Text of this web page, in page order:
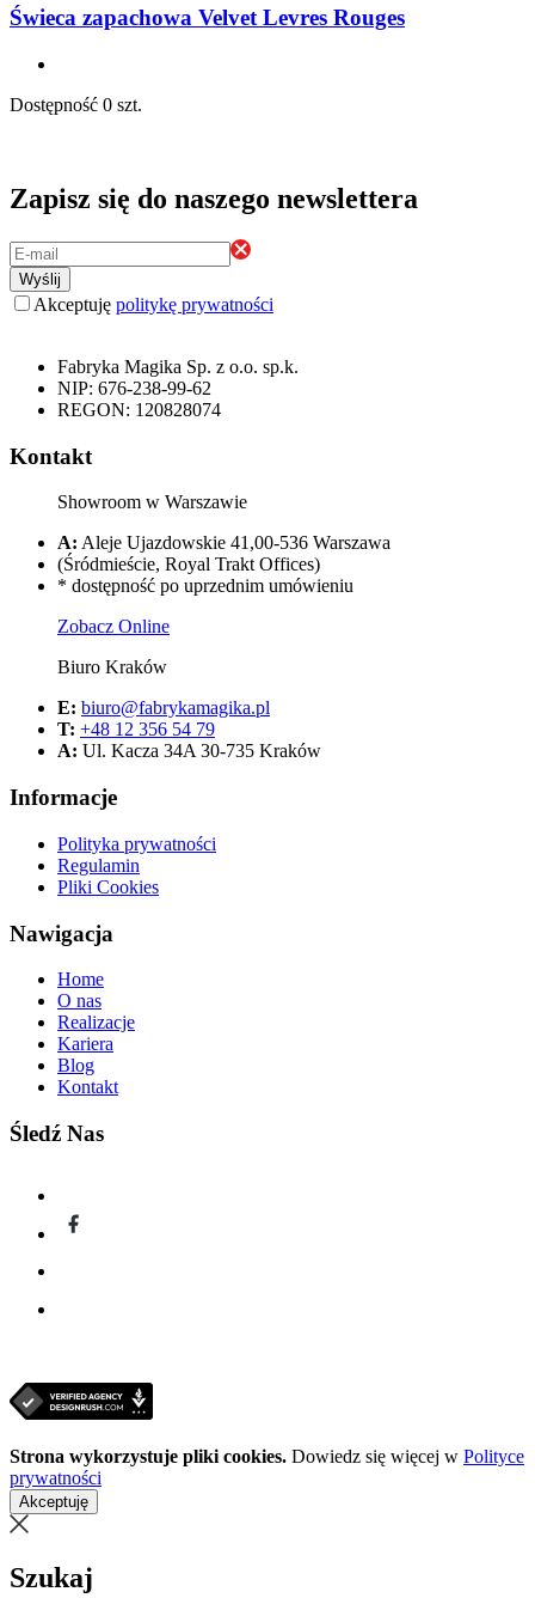
Świeca zapachowa Velvet Levres Rouges
Dostępność 0 szt.
Zapisz się do naszego newslettera
Wyślij
Akceptuję politykę prywatności
Fabryka Magika Sp. z o.o. sp.k.
NIP: 676-238-99-62
REGON: 120828074
Kontakt
Showroom w Warszawie
A: Aleje Ujazdowskie 41,00-536 Warszawa
(Śródmieście, Royal Trakt Offices)
* dostępność po uprzednim umówieniu
Zobacz Online
Biuro Kraków
E: biuro@fabrykamagika.pl
T: +48 12 356 54 79
A: Ul. Kacza 34A 30-735 Kraków
Informacje
Polityka prywatności
Regulamin
Pliki Cookies
Nawigacja
Home
O nas
Realizacje
Kariera
Blog
Kontakt
Śledź Nas
Strona wykorzystuje pliki cookies. Dowiedz się więcej w Polityce
prywatności
Akceptuję
Szukaj